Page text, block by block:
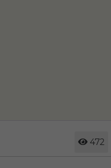
472